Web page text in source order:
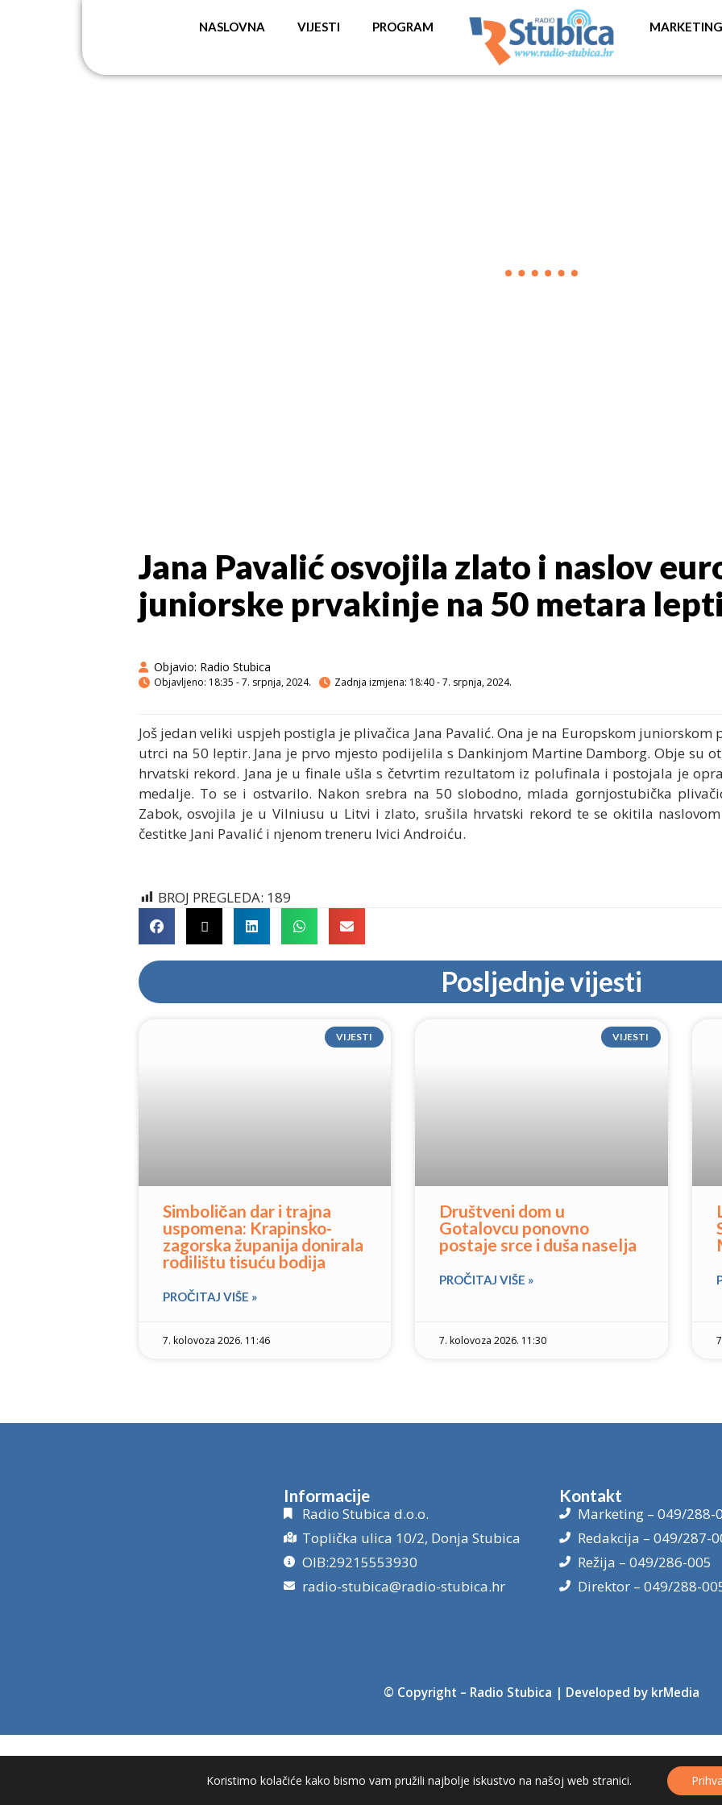
NASLOVNA VIJESTI PROGRAM MARKETING
Jana Pavalić osvojila zlato i naslov
juniorske prvakinje na 50 metara
Objavio: Radio Stubica
Objavljeno: 18:35 - 7. srpnja, 2024. Zadnja izmjena: 18:40 - 7. srpnja, 2024.
Još jedan veliki uspjeh postigla je plivačica Jana Pavalić. Ona je na Europskom
utrci na 50 leptir. Jana je prvo mjesto podijelila s Dankinjom Martine Damborg. Obje su
hrvatski rekord. Jana je u finale ušla s četvrtim rezultatom iz polufinala i postojala je
medalje. To se i ostvarilo. Nakon srebra na 50 slobodno, mlada gornjostubička
Zabok, osvojila je u Vilniusu u Litvi i zlato, srušila hrvatski rekord te se okitila
čestitke Jani Pavalić i njenom treneru Ivici Androiću.
BROJ PREGLEDA: 189
Posljednje vijesti
VIJESTI
Simboličan dar i trajna
uspomena: Krapinsko-
zagorska županija donirala
rodilištu tisuću bodija
PROČITAJ VIŠE »
7. kolovoza 2026. 11:46
VIJESTI
Društveni dom u
Gotalovcu ponovno
postaje srce i duša naselja
PROČITAJ VIŠE »
7. kolovoza 2026. 11:30
Informacije
Radio Stubica d.o.o.
Toplička ulica 10/2, Donja Stubica
OIB:29215553930
radio-stubica@radio-stubica.hr
Kontakt
Marketing – 049/288-
Redakcija – 049/287-
Režija – 049/286-005
Direktor – 049/288-
© Copyright – Radio Stubica | Developed by krMedia
Koristimo kolačiće kako bismo vam pružili najbolje iskustvo na našoj web stranici.